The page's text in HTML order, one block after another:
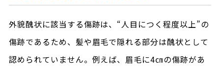
外貌醜状に該当する傷跡は、“人目につく程度以上”の
傷跡であるため、髪や眉毛で隠れる部分は醜状として
認められていません。例えば、眉毛に4㎝の傷跡があ